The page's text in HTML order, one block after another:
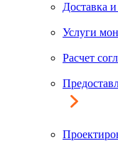
Доставка
Услуги
Расчет